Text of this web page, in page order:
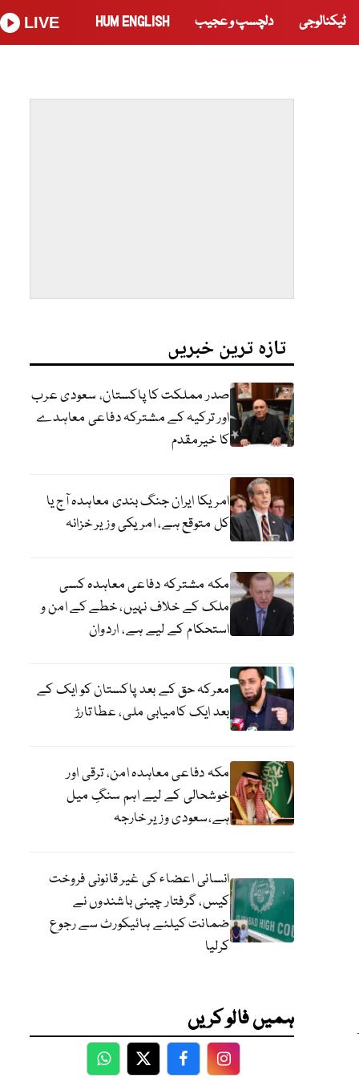
ٹیکنالوجی دلچسپ و عجیب HUM ENGLISH
LIVE
تازہ ترین خبریں
صدر مملکت کا پاکستان، سعودی عرب
اور ترکیہ کے مشترکہ دفاعی معاہدے
کا خیرمقدم
امریکا ایران جنگ بندی معاہدہ آج یا
کل متوقع ہے، امریکی وزیر خزانہ
مکہ مشترکہ دفاعی معاہدہ کسی
ملک کے خلاف نہیں، خطے کے امن و
استحکام کے لیے ہے، اردوان
معرکہ حق کے بعد پاکستان کو ایک کے
بعد ایک کامیابی ملی، عطا تارڑ
مکہ دفاعی معاہدہ امن، ترقی اور
خوشحالی کے لیے اہم سنگِ میل
ہے،سعودی وزیر خارجہ
انسانی اعضاء کی غیر قانونی فروخت
کیس، گرفتار چینی باشندوں نے
ضمانت کیلئے ہائیکورٹ سے رجوع
کرلیا
ہمیں فالو کریں
WhatsApp
TwitterFacebookFacebook